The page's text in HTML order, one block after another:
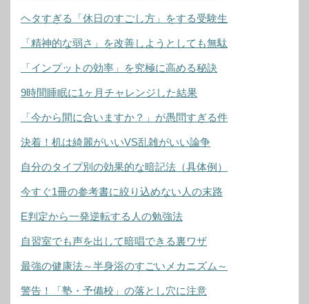
ヘタすぎる「休日のすごし方」をする受験生
「精神的な弱さ」を改善しようとしても無駄
「インプットの効率」を究極に高める秘訣
9時間睡眠に1ヶ月チャレンジした結果
「今から間に合いますか？」が愚問すぎる件
決着！机は綺麗がいいVS乱雑がいい論争
自分のタイプ別の効果的な暗記法（具体例）
今すぐ1冊の参考書に絞り込めない人の末路
E判定から一発逆転する人の勉強法
自習室でも声を出して暗唱できる裏ワザ
最強の健康法～半身浴のすごいメカニズム～
警告！「塾・予備校」の落とし穴に注意